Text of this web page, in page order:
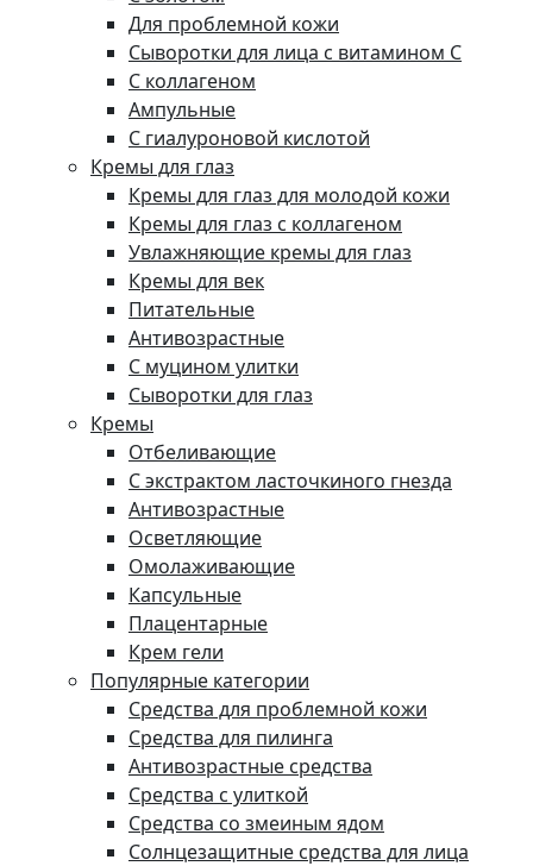
Для проблемной кожи
Сыворотки для лица с витамином C
С коллагеном
Ампульные
С гиалуроновой кислотой
Кремы для глаз
Кремы для глаз для молодой кожи
Кремы для глаз с коллагеном
Увлажняющие кремы для глаз
Кремы для век
Питательные
Антивозрастные
С муцином улитки
Сыворотки для глаз
Кремы
Отбеливающие
С экстрактом ласточкиного гнезда
Антивозрастные
Осветляющие
Омолаживающие
Капсульные
Плацентарные
Крем гели
Популярные категории
Средства для проблемной кожи
Средства для пилинга
Антивозрастные средства
Средства с улиткой
Средства со змеиным ядом
Солнцезащитные средства для лица